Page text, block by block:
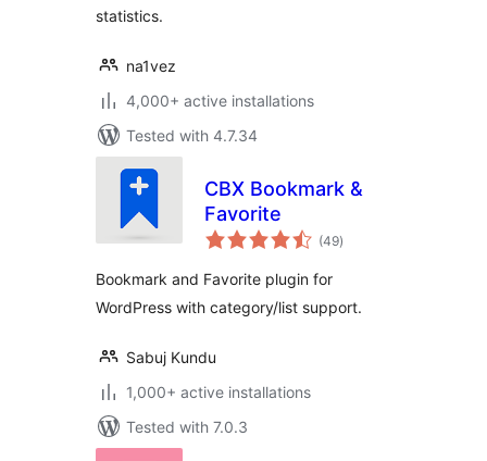
statistics.
na1vez
4,000+ active installations
Tested with 4.7.34
CBX Bookmark &
Favorite
(49total
ratings
)
Bookmark and Favorite plugin for
WordPress with category/list support.
Sabuj Kundu
1,000+ active installations
Tested with 7.0.3